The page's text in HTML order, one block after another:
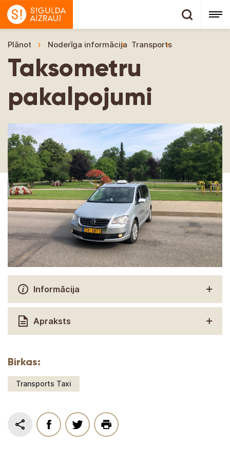
Plānot Noderīga informācija Transports
Taksometru
pakalpojumi
Informācija
Apraksts
Birkas:
Transports Taxi